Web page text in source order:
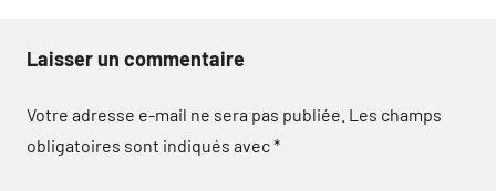
Laisser un commentaire
Votre adresse e-mail ne sera pas publiée. Les champs
obligatoires sont indiqués avec*